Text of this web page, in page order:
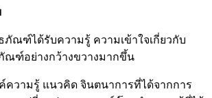
ณฑ์อย่างกว้างขวางมากขึ้น
ลกเปลี่ยนประสบการณ์ โดยนำความรู้ที่ได้